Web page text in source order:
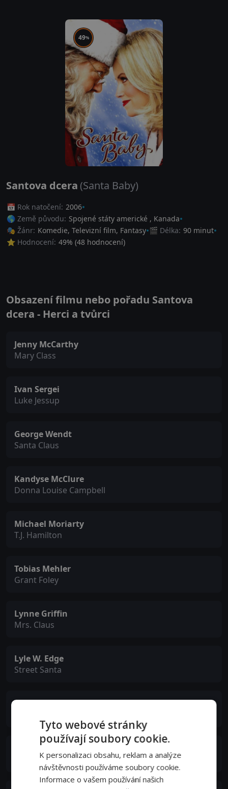
49%
Santova dcera (Santa Baby)
📅 Rok natočení: 2006
🌎 Země původu: Spojené státy americké , Kanada
🎭 Žánr: Komedie, Televizní film, Fantasy 🎬 Délka: 90 minut
⭐ Hodnocení: 49% (48 hodnocení)
Obsazení filmu nebo pořadu Santova
dcera - Herci a tvůrci
Jenny McCarthy
Mary Class
Ivan Sergei
Luke Jessup
George Wendt
Santa Claus
Kandyse McClure
Donna Louise Campbell
Michael Moriarty
T.J. Hamilton
Tobias Mehler
Grant Foley
Lynne Griffin
Mrs. Claus
Lyle W. Edge
Street Santa
Sykes Powderface
Richard Side
Gary the Elf
Tyto webové stránky
používají soubory cookie.
K personalizaci obsahu, reklam a analýze
návštěvnosti používáme soubory cookie.
Informace o vašem používání našich